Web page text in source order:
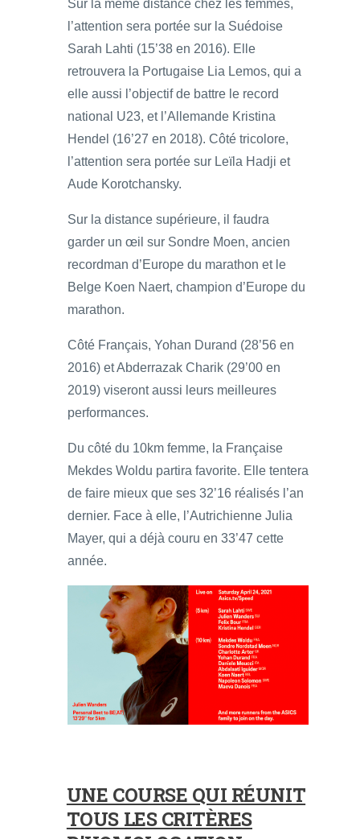
Sur la même distance chez les femmes,
l’attention sera portée sur la Suédoise
Sarah Lahti (15’38 en 2016). Elle
retrouvera la Portugaise Lia Lemos, qui a
elle aussi l’objectif de battre le record
national U23, et l’Allemande Kristina
Hendel (16’27 en 2018). Côté tricolore,
l’attention sera portée sur Leïla Hadji et
Aude Korotchansky.
Sur la distance supérieure, il faudra
garder un œil sur Sondre Moen, ancien
recordman d’Europe du marathon et le
Belge Koen Naert, champion d’Europe du
marathon.
Côté Français, Yohan Durand (28’56 en
2016) et Abderrazak Charik (29’00 en
2019) viseront aussi leurs meilleures
performances.
Du côté du 10km femme, la Française
Mekdes Woldu partira favorite. Elle tentera
de faire mieux que ses 32’16 réalisés l’an
dernier. Face à elle, l’Autrichienne Julia
Mayer, qui a déjà couru en 33’47 cette
année.
UNE COURSE QUI RÉUNIT
TOUS LES CRITÈRES